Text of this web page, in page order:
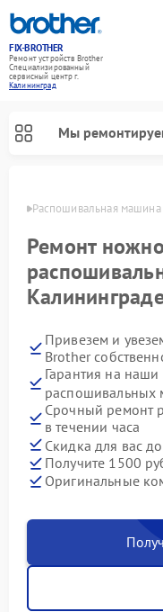
FIX-BROTHER
Ремонт устройств Brother
Специализированный
cервисный центр г.
Калининград
Мы
Распошивальная
Ремонт
Привезем и
Brother
Гарантия на
Срочный ремонт
в течении часа
Скидка для вас до
Получите 1500
Оригинальные